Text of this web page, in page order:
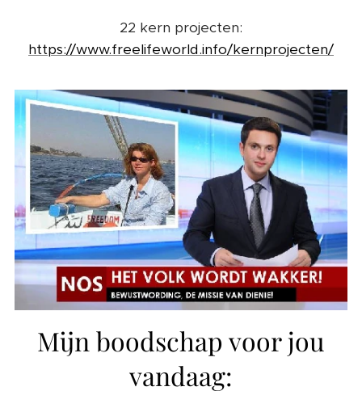
22 kern projecten:
https://www.freelifeworld.info/kernprojecten/
Mijn boodschap voor jou
vandaag: